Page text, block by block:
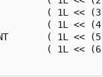
( 1L <<
( 1L <<
( 1L <<
( 1L <<